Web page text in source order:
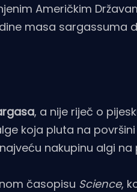
Američkim
masa sargassuma
, a nije riječ o
koja pluta na
nakupinu algi na
časopisu Science,